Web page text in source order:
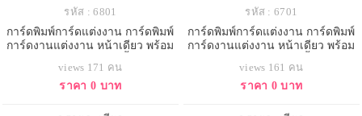
รหัส : 6801
การ์ดพิมพ์การ์ดแต่งงาน การ์ดพิมพ์
การ์ดงานแต่งงาน หน้าเดียว พร้อม
views 171 คน
ราคา 0 บาท
รหัส : 6701
การ์ดพิมพ์การ์ดแต่งงาน การ์ดพิมพ์
การ์ดงานแต่งงาน หน้าเดียว พร้อม
views 161 คน
ราคา 0 บาท